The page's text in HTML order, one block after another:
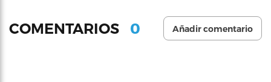
COMENTARIOS 0 Añadir comentario